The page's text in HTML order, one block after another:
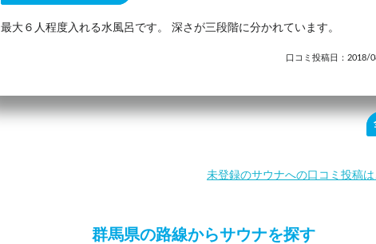
最大６人程度入れる水風呂です。 深さが三段階に分かれています。
口コミ投稿日：2018/
未登録のサウナへの口コミ投稿は
群馬県の路線からサウナを探す